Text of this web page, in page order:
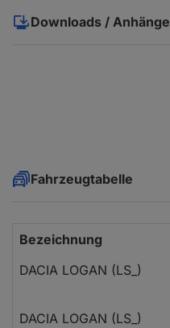
Downloads / Anhänge
Fahrzeugtabelle
Bezeichnung
DACIA LOGAN (LS_)
DACIA LOGAN (LS_)